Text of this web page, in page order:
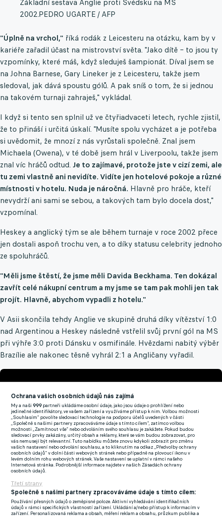
Základní sestava Anglie proti Švédsku na MS
2002.PEDRO UGARTE / AFP
"Úplně na vrchol," říká rodák z Leicesteru na otázku, kam by v
kariéře zařadil účast na mistrovství světa. "Jako dítě – to jsou ty
vzpomínky, které máš, když sleduješ šampionát. Díval jsem se
na Johna Barnese, Gary Lineker je z Leicesteru, takže jsem
sledoval, jak dává spoustu gólů. A pak sníš o tom, že si jednou
na takovém turnaji zahraješ," vykládal.
I když si tento sen splnil už ve čtyřiadvaceti letech, rychle zjistil,
že to přináší i určitá úskalí. "Musíte spolu vycházet a je potřeba
si uvědomit, že mnozí z nás vyrůstali společně. Znal jsem
Michaela (Owena), v té době jsem hrál v Liverpoolu, takže jsem
znal víc hráčů odtud. Je to zajímavé, protože jste v cizí zemi, ale
tu zemi vlastně ani nevidíte. Vidíte jen hotelové pokoje a různé
místnosti v hotelu. Nuda je náročná. Hlavně pro hráče, kteří
nevydrží ani sami se sebou, a takových tam bylo docela dost,"
vzpomínal.
Heskey a anglický tým se ale během turnaje v roce 2002 přece
jen dostali aspoň trochu ven, a to díky statusu celebrity jednoho
ze spoluhráčů.
"Měli jsme štěstí, že jsme měli Davida Beckhama. Ten dokázal
zavřít celé nákupní centrum a my jsme se tam pak mohli jen tak
projít. Hlavně, abychom vypadli z hotelu."
V Asii skončila tehdy Anglie ve skupině druhá díky vítězství 1:0
nad Argentinou a Heskey následně vstřelil svůj první gól na MS
při výhře 3:0 proti Dánsku v osmifinále. Hvězdami nabitý výběr
Brazílie ale nakonec těsně vyhrál 2:1 a Angličany vyřadil.
Je to porážka, která Heskeyho stále mrzí, protože cítil, že on i
Ochrana vašich osobních údajů nás zajímá
My a naši999 partneři ukládáme osobní údaje, jako jsou údaje o prohlížení nebo
jedinečné identifikátory, ve vašem zařízení a využíváme přístup k nim. Volbou možnosti
„Souhlasím“ povolíte sledovací technologie na podporu účelů uvedených v části
„Společně s našimi partnery zpracováváme údaje s tímto cílem“, zatímco volbou
možnosti „Zamítnout vše“ nebo odvoláním svého souhlasu je zakážete. Pokud budou
sledovací prvky zakázány, určitý obsah a reklamy, které se vám budou zobrazovat, pro
vás nemusejí být relevantní. Tuto nabídku můžete znovu kdykoli zobrazit pro změnu
vašich nastavení nebo odvolání souhlasu, a to kliknutím na odkaz „Předvolby ochrany
osobních údajů“ v dolní části webových stránek nebo případně na plovoucí ikonu v
levém dolním rohu webových stránek. Vaše nastavení se uplatní v rámci našeho
Internetová stránka. Podrobnější informace najdete v našich Zásadách ochrany
osobních údajů.
Třetí strany
Společně s našimi partnery zpracováváme údaje s tímto cílem:
Používání přesných údajů o zeměpisné poloze. Aktivní vyhledávání identifikačních
údajů v rámci specifických vlastností zařízení. Ukládání a/nebo přístup k informacím v
zařízení. Personalizovaná reklama a obsah, měření reklam a obsahu, průzkum publika a